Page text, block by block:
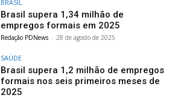
BRASIL
Brasil supera 1,34 milhão de
empregos formais em 2025
Redação PDNews - 28 de agosto de 2025
SAÚDE
Brasil supera 1,2 milhão de empregos
formais nos seis primeiros meses de
2025